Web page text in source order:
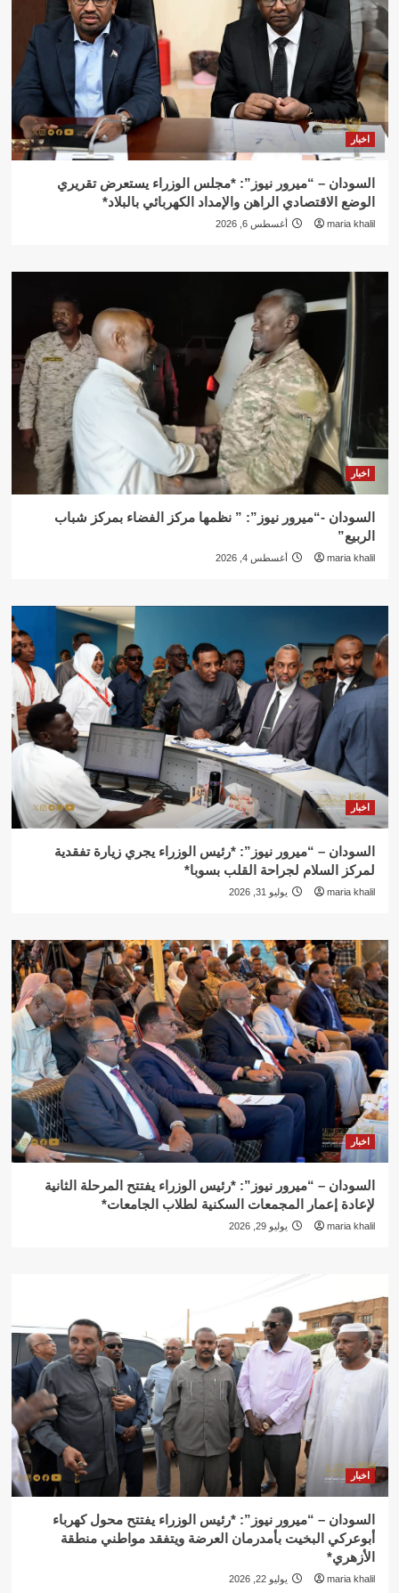
اخبار
السودان – “ميرور نيوز”: *مجلس الوزراء يستعرض تقريري
الوضع الاقتصادي الراهن والإمداد الكهربائي بالبلاد*
maria khalil أغسطس 6, 2026
اخبار
السودان -“ميرور نيوز”: ” نظمها مركز الفضاء بمركز شباب
الربيع”
maria khalil أغسطس 4, 2026
اخبار
السودان – “ميرور نيوز”: *رئيس الوزراء يجري زيارة تفقدية
لمركز السلام لجراحة القلب بسوبا*
maria khalil يوليو 31, 2026
اخبار
السودان – “ميرور نيوز”: *رئيس الوزراء يفتتح المرحلة الثانية
لإعادة إعمار المجمعات السكنية لطلاب الجامعات*
maria khalil يوليو 29, 2026
اخبار
السودان – “ميرور نيوز”: *رئيس الوزراء يفتتح محول كهرباء
أبوعركي البخيت بأمدرمان العرضة ويتفقد مواطني منطقة
الأزهري*
maria khalil يوليو 22, 2026